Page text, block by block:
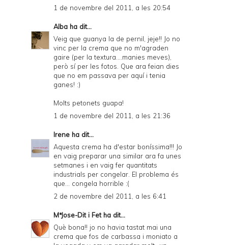
1 de novembre del 2011, a les 20:54
Alba ha dit...
Veig que guanya la de pernil, jeje!! Jo no
vinc per la crema que no m'agraden
gaire (per la textura....manies meves),
però sí per les fotos. Que ara feian dies
que no em passava per aquí i tenia
ganes! :)
Molts petonets guapa!
1 de novembre del 2011, a les 21:36
Irene ha dit...
Aquesta crema ha d'estar boníssima!!! Jo
en vaig preparar una similar ara fa unes
setmanes i en vaig fer quantitats
industrials per congelar. El problema és
que... congela horrible :(
2 de novembre del 2011, a les 6:41
MªJose-Dit i Fetha dit...
Què bona!! jo no havia tastat mai una
crema que fos de carbassa i moniato a